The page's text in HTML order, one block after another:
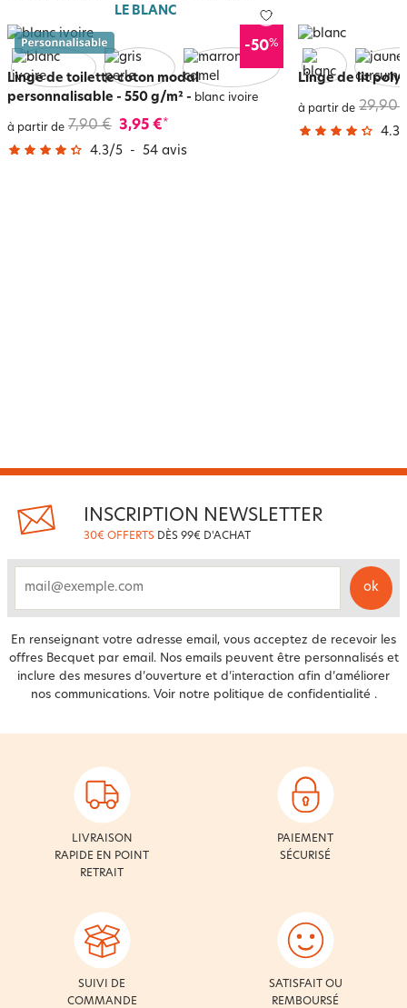
LE BLANC
-50%
Linge de toilette coton modal
personnalisable - 550 g/m² - blanc ivoire
à partir de 7,90 € 3,95 €*
4.3/5 - 54 avis
Linge de lit
à partir de 29,90
4.3
INSCRIPTION NEWSLETTER
30€ OFFERTS DÈS 99€ D'ACHAT
ok
En renseignant votre adresse email, vous acceptez de recevoir les
offres Becquet par email. Nos emails peuvent être personnalisés et
inclure des mesures d’ouverture et d’interaction afin d’améliorer
nos communications. Voir notre politique de confidentialité .
LIVRAISON
RAPIDE EN POINT
RETRAIT
PAIEMENT
SÉCURISÉ
SUIVI DE
COMMANDE
SATISFAIT OU
REMBOURSÉ